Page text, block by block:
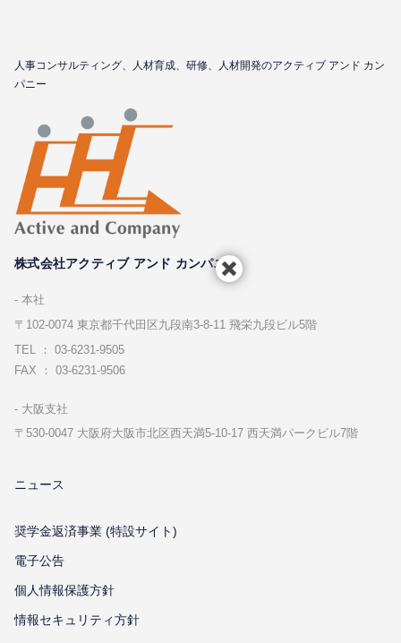
⼈事コンサルティング、⼈材育成、研修、⼈材開発のアクティブ アンド カン
パニー
株式会社アクティブ アンド カンパニー
本社
〒102-0074 東京都千代⽥区九段南3-8-11 飛栄九段ビル5階
TEL ： 03-6231-9505
FAX ： 03-6231-9506
⼤阪⽀社
〒530-0047 ⼤阪府⼤阪市北区⻄天満5-10-17 ⻄天満パークビル7階
ニュース
奨学金返済事業 (特設サイト)
電子公告
個⼈情報保護⽅針
情報セキュリティ⽅針